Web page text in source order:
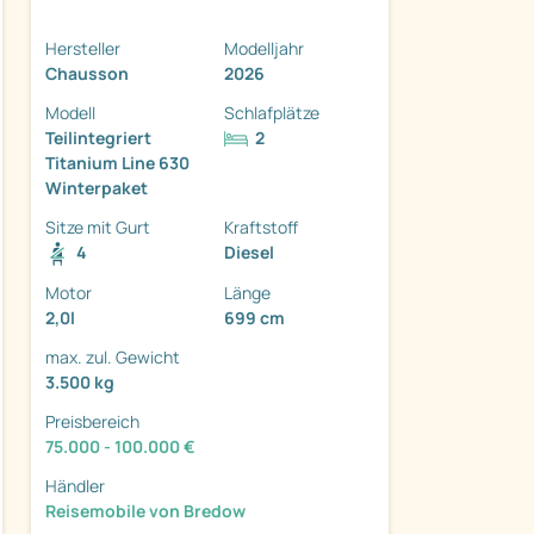
Hersteller
Chausson
Modelljahr
2026
Modell
Teilintegriert
Titanium Line 630
Winterpaket
Schlafplätze
2
Sitze mit Gurt
4
Kraftstoff
Diesel
Motor
2,0l
Länge
699 cm
max. zul. Gewicht
3.500 kg
Preisbereich
75.000 - 100.000 €
Händler
Reisemobile von Bredow